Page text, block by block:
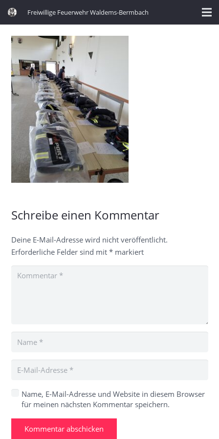
Freiwillige Feuerwehr Waldems-Bermbach
Schreibe einen Kommentar
Deine E-Mail-Adresse wird nicht veröffentlicht.
Erforderliche Felder sind mit *markiert
Name, E-Mail-Adresse und Website in diesem Browser
für meinen nächsten Kommentar speichern.
Kommentar abschicken